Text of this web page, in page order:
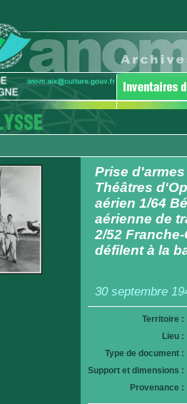
Prise
Théâtres
aérien 1/64
aérienne de
2/52
défilent à la
30 septembre
Territoire :
Lieu :
Type de document :
Support et dimensions :
Provenance :